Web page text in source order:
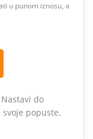
u punom iznosu, a
do
popuste.